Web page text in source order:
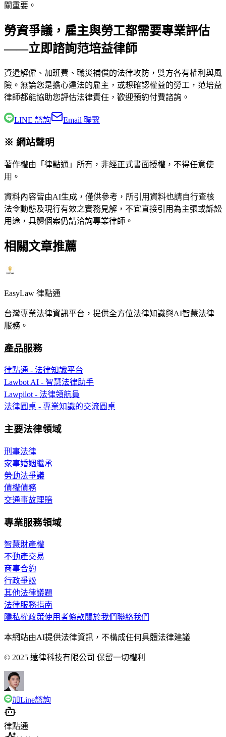
關重要。
勞資爭議，雇主與勞工都需要專業評估
——立即諮詢范培益律師
資遣解僱、加班費、職災補償的法律攻防，雙方各有權利與風
險。無論您是擔心違法的雇主，或想確認權益的勞工， 范培益
律師都能協助您評估法律責任，歡迎預約付費諮詢。
LINE 諮詢 Email 聯繫
※ 網站聲明
著作權由「律點通」所有，非經正式書面授權，不得任意使
用。
資料內容皆由AI生成，僅供參考，所引用資料也請自行查核
法令動態及現行有效之實務見解，不宜直接引用為主張或訴訟
用途，具體個案仍請洽詢專業律師。
相關文章推薦
EasyLaw 律點通
台灣專業法律資訊平台，提供全方位法律知識與AI智慧法律
服務。
產品服務
律點通 - 法律知識平台
Lawbot AI - 智慧法律助手
Lawpilot - 法律領航員
法律圓桌 - 專業知識的交流圓桌
主要法律領域
刑事法律
家事婚姻繼承
勞動法爭議
債權債務
交通事故理賠
專業服務領域
智慧財產權
不動產交易
商事合約
行政爭訟
其他法律議題
法律服務指南
隱私權政策使用者條款關於我們聯絡我們
本網站由AI提供法律資訊，不構成任何具體法律建議
© 2025 遠律科技有限公司 保留一切權利
加Line諮詢
律點通